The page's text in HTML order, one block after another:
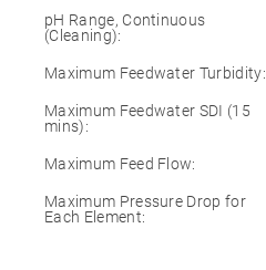
pH Range, Continuous
(Cleaning):
Maximum Feedwater Turbidity:
Maximum Feedwater SDI (15
mins):
Maximum Feed Flow:
Maximum Pressure Drop for
Each Element: